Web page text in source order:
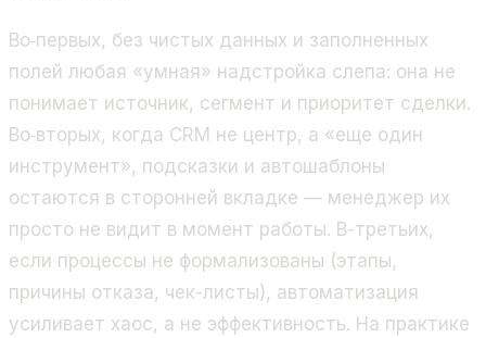
Во‑первых, без чистых данных и заполненных
полей любая «умная» надстройка слепа: она не
понимает источник, сегмент и приоритет сделки.
Во‑вторых, когда CRM не центр, а «еще один
инструмент», подсказки и автошаблоны
остаются в сторонней вкладке — менеджер их
просто не видит в момент работы. В-третьих,
если процессы не формализованы (этапы,
причины отказа, чек-листы), автоматизация
усиливает хаос, а не эффективность. На практике